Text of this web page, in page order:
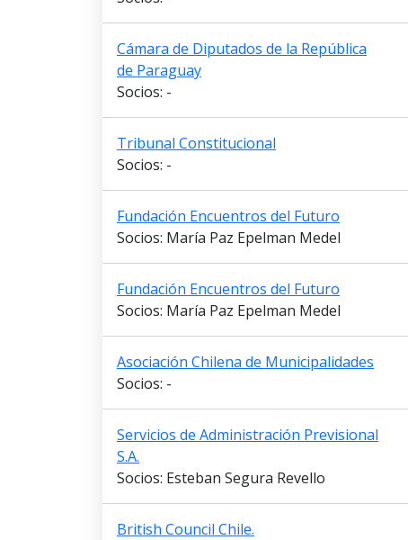
Cámara de Diputados de la República
de Paraguay
Socios: -
Tribunal Constitucional
Socios: -
Fundación Encuentros del Futuro
Socios: María Paz Epelman Medel
Fundación Encuentros del Futuro
Socios: María Paz Epelman Medel
Asociación Chilena de Municipalidades
Socios: -
Servicios de Administración Previsional
S.A.
Socios: Esteban Segura Revello
British Council Chile.